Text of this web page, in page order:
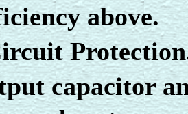
above.
capacitor